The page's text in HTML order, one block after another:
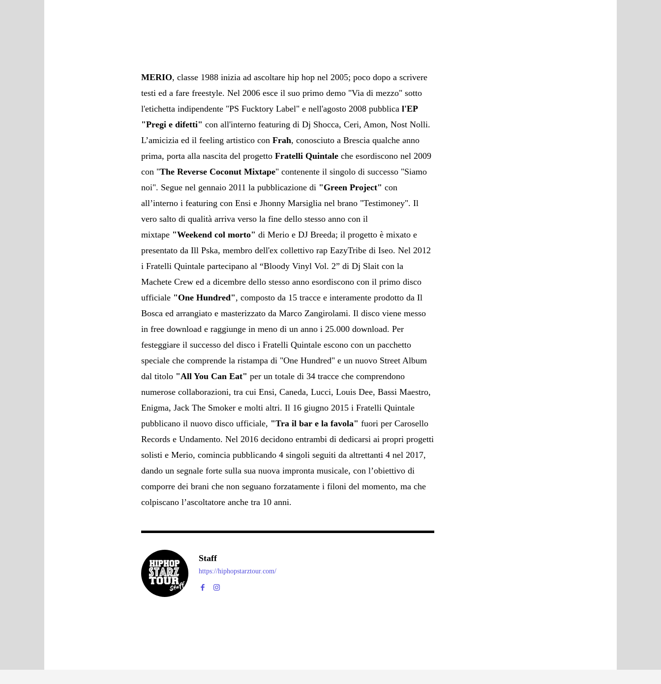
MERIO, classe 1988 inizia ad ascoltare hip hop nel 2005; poco dopo a scrivere
testi ed a fare freestyle. Nel 2006 esce il suo primo demo "Via di mezzo" sotto
l'etichetta indipendente "PS Fucktory Label" e nell'agosto 2008 pubblical'EP
"Pregi e difetti" con all'interno featuring di Dj Shocca, Ceri, Amon, Nost Nolli.
L’amicizia ed il feeling artistico conFrah, conosciuto a Brescia qualche anno
prima, porta alla nascita del progettoFratelli Quintale che esordiscono nel 2009
con "The Reverse Coconut Mixtape" contenente il singolo di successo "Siamo
noi". Segue nel gennaio 2011 la pubblicazione di "Green Project" con
all’interno i featuring con Ensi e Jhonny Marsiglia nel brano "Testimoney". Il
vero salto di qualità arriva verso la fine dello stesso anno con il
mixtape "Weekend col morto" di Merio e DJ Breeda; il progetto è mixato e
presentato da Ill Pska, membro dell'ex collettivo rap EazyTribe di Iseo. Nel 2012
i Fratelli Quintale partecipano al “Bloody Vinyl Vol. 2” di Dj Slait con la
Machete Crew ed a dicembre dello stesso anno esordiscono con il primo disco
ufficiale "One Hundred", composto da 15 tracce e interamente prodotto da Il
Bosca ed arrangiato e masterizzato da Marco Zangirolami. Il disco viene messo
in free download e raggiunge in meno di un anno i 25.000 download. Per
festeggiare il successo del disco i Fratelli Quintale escono con un pacchetto
speciale che comprende la ristampa di "One Hundred" e un nuovo Street Album
dal titolo "All You Can Eat" per un totale di 34 tracce che comprendono
numerose collaborazioni, tra cui Ensi, Caneda, Lucci, Louis Dee, Bassi Maestro,
Enigma, Jack The Smoker e molti altri. Il 16 giugno 2015 i Fratelli Quintale
pubblicano il nuovo disco ufficiale, "Tra il bar e la favola" fuori per Carosello
Records e Undamento. Nel 2016 decidono entrambi di dedicarsi ai propri progetti
solisti e Merio, comincia pubblicando 4 singoli seguiti da altrettanti 4 nel 2017,
dando un segnale forte sulla sua nuova impronta musicale, con l’obiettivo di
comporre dei brani che non seguano forzatamente i filoni del momento, ma che
colpiscano l’ascoltatore anche tra 10 anni.
Staff
https://hiphopstarztour.com/